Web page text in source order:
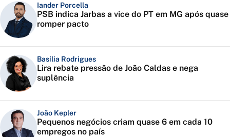
Iander Porcella
PSB indica Jarbas a vice do PT em MG após quase
romper pacto
Basília Rodrigues
Lira rebate pressão de João Caldas e nega
suplência
João Kepler
Pequenos negócios criam quase 6 em cada 10
empregos no país